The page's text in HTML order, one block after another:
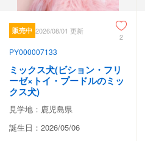
販売中 2026/08/01 更新
2
PY000007133
ミックス犬(ビション・フリ
ーゼ×トイ・プードルのミッ
クス犬)
見学地：鹿児島県
誕生日：2026/05/06